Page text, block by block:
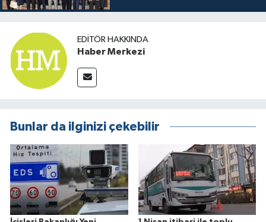
EDITÖR HAKKINDA
Haber Merkezi
Bunlar da ilginizi çekebilir